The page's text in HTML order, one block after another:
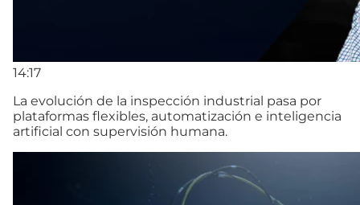
14:17
La evolución de la inspección industrial pasa por
plataformas flexibles, automatización e inteligencia
artificial con supervisión humana.